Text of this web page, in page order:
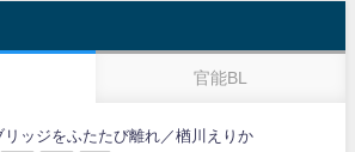
官能BL
リッジをふたたび離れ／楢川えりか